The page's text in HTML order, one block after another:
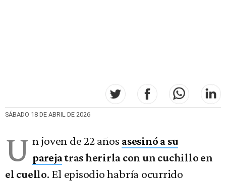
SÁBADO 18 DE ABRIL DE 2026
U n joven de 22 años asesinó a su
parejatras herirla con un cuchillo en
el cuello. El episodio habría ocurrido